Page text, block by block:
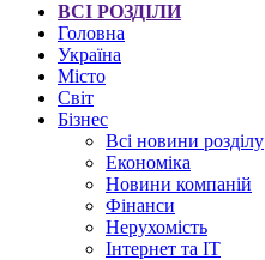
ВСІ РОЗДІЛИ
Головна
Україна
Місто
Світ
Бізнес
Всі новини розділу
Економіка
Новини компаній
Фінанси
Нерухомість
Інтернет та IT